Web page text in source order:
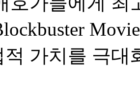
적 가치를 극대